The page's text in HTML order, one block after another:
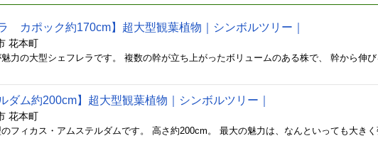
カポック約170cm】超大型観葉植物｜シンボルツリー｜
花本町
ダム約200cm】超大型観葉植物｜シンボルツリー｜
花本町